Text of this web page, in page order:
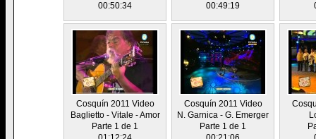
00:50:34
00:49:19
Cosquín 2011 Video
Baglietto - Vitale - Amor
Parte 1 de 1
Cosquín 2011 Video
N. Garnica - G. Emerger
Parte 1 de 1